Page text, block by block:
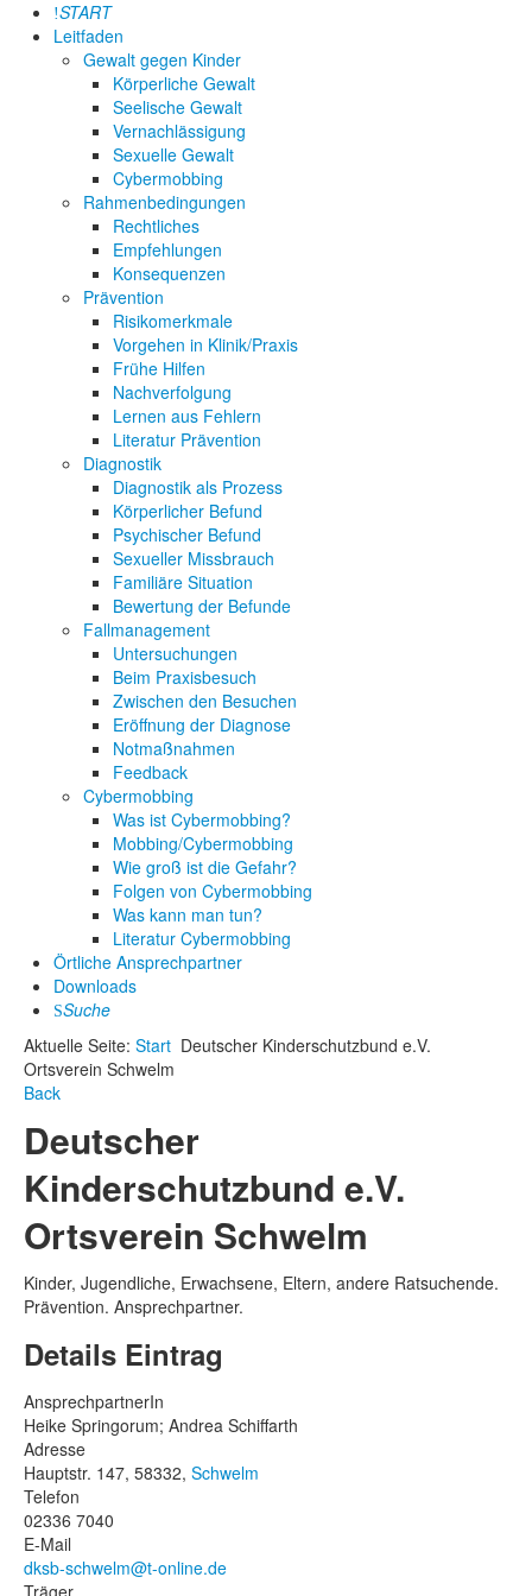
START
Leitfaden
Gewalt gegen Kinder
Körperliche Gewalt
Seelische Gewalt
Vernachlässigung
Sexuelle Gewalt
Cybermobbing
Rahmenbedingungen
Rechtliches
Empfehlungen
Konsequenzen
Prävention
Risikomerkmale
Vorgehen in Klinik/Praxis
Frühe Hilfen
Nachverfolgung
Lernen aus Fehlern
Literatur Prävention
Diagnostik
Diagnostik als Prozess
Körperlicher Befund
Psychischer Befund
Sexueller Missbrauch
Familiäre Situation
Bewertung der Befunde
Fallmanagement
Untersuchungen
Beim Praxisbesuch
Zwischen den Besuchen
Eröffnung der Diagnose
Notmaßnahmen
Feedback
Cybermobbing
Was ist Cybermobbing?
Mobbing/Cybermobbing
Wie groß ist die Gefahr?
Folgen von Cybermobbing
Was kann man tun?
Literatur Cybermobbing
Örtliche Ansprechpartner
Downloads
Suche
Aktuelle Seite: Start Deutscher Kinderschutzbund e.V.
Ortsverein Schwelm
Back
Deutscher
Kinderschutzbund e.V.
Ortsverein Schwelm
Kinder, Jugendliche, Erwachsene, Eltern, andere Ratsuchende.
Prävention. Ansprechpartner.
Details Eintrag
AnsprechpartnerIn
Heike Springorum; Andrea Schiffarth
Adresse
Hauptstr. 147, 58332, Schwelm
Telefon
02336 7040
E-Mail
dksb-schwelm@t-online.de
Träger